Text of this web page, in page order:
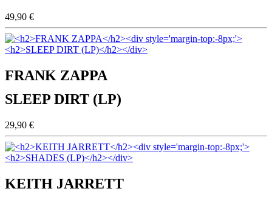
49,90 €
FRANK ZAPPA
SLEEP DIRT (LP)
29,90 €
KEITH JARRETT